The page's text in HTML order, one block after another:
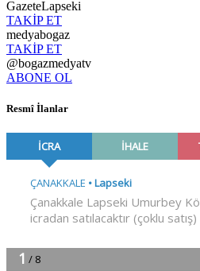
GazeteLapseki
TAKİP ET
medyabogaz
TAKİP ET
@bogazmedyatv
ABONE OL
Resmî İlanlar